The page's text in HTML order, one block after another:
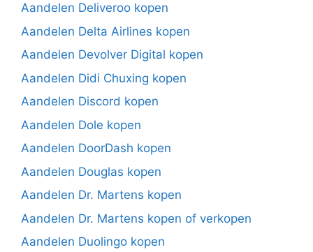
Aandelen Deliveroo kopen
Aandelen Delta Airlines kopen
Aandelen Devolver Digital kopen
Aandelen Didi Chuxing kopen
Aandelen Discord kopen
Aandelen Dole kopen
Aandelen DoorDash kopen
Aandelen Douglas kopen
Aandelen Dr. Martens kopen
Aandelen Dr. Martens kopen of verkopen
Aandelen Duolingo kopen